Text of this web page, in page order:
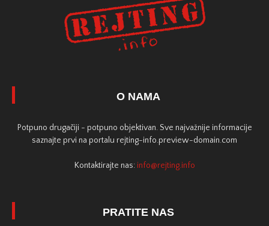
O NAMA
Potpuno drugačiji - potpuno objektivan. Sve najvažnije informacije
saznajte prvi na portalu rejting-info.preview-domain.com
Kontaktirajte nas: info@rejting.info
PRATITE NAS